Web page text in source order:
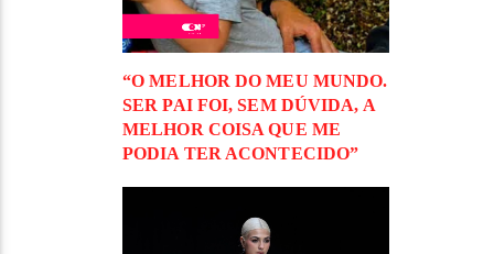
“O MELHOR DO MEU MUNDO.
SER PAI FOI, SEM DÚVIDA, A
MELHOR COISA QUE ME
PODIA TER ACONTECIDO”